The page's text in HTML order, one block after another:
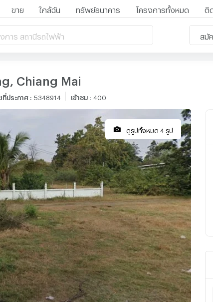
ขาย ใกล้ฉัน ทรัพย์ธนาคาร โครงการทั้งหมด ติ
งการ สถานีรถไฟฟ้า สมั
Chiang Mai
ที่ประกาศ: 5348914 เข้าชม: 400
ดูรูปทั้งหมด 4 รูป